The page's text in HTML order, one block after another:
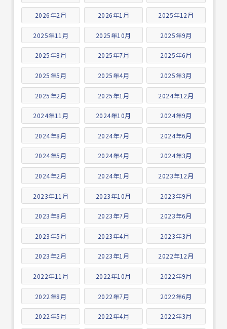
2026年2月 2026年1月 2025年12月
2025年11月 2025年10月 2025年9月
2025年8月 2025年7月 2025年6月
2025年5月 2025年4月 2025年3月
2025年2月 2025年1月 2024年12月
2024年11月 2024年10月 2024年9月
2024年8月 2024年7月 2024年6月
2024年5月 2024年4月 2024年3月
2024年2月 2024年1月 2023年12月
2023年11月 2023年10月 2023年9月
2023年8月 2023年7月 2023年6月
2023年5月 2023年4月 2023年3月
2023年2月 2023年1月 2022年12月
2022年11月 2022年10月 2022年9月
2022年8月 2022年7月 2022年6月
2022年5月 2022年4月 2022年3月